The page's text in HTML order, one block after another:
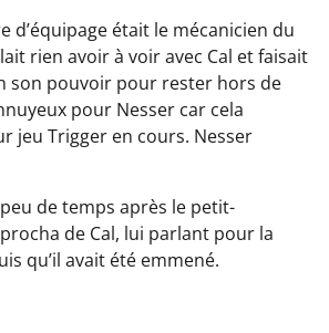
d’équipage était le mécanicien du
rien avoir à voir avec Cal et faisait
son pouvoir pour rester hors de
pour Nesser car cela
jeu Trigger en cours. Nesser
de temps après le petit-
de Cal, lui parlant pour la
qu’il avait été emmené.